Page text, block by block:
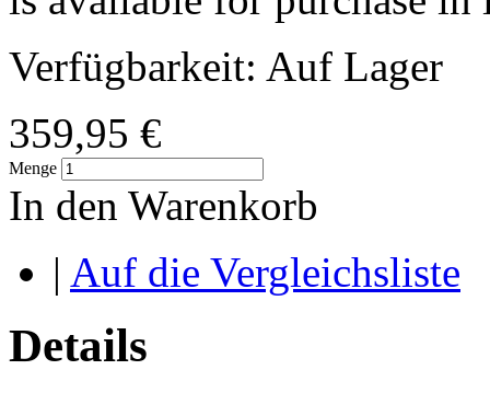
Verfügbarkeit: Auf Lager
359,95 €
Menge
In den Warenkorb
| Auf die Vergleichsliste
Details